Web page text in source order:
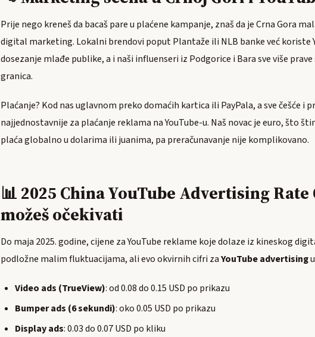
Prije nego kreneš da bacaš pare u plaćene kampanje, znaš da je Crna Gora
digital marketing. Lokalni brendovi poput Plantaže ili NLB banke već koriste
dosezanje mlađe publike, a i naši influenseri iz Podgorice i Bara sve više
granica.
Plaćanje? Kod nas uglavnom preko domaćih kartica ili PayPala, a sve češće i
najjednostavnije za plaćanje reklama na YouTube-u. Naš novac je euro, što
plaća globalno u dolarima ili juanima, pa preračunavanje nije komplikovano.
📊 2025 China YouTube Advertising Rate
možeš očekivati
Do maja 2025. godine, cijene za YouTube reklame koje dolaze iz kineskog
podložne malim fluktuacijama, ali evo okvirnih cifri zaYouTube advertising
Video ads (TrueView): od 0.08 do 0.15 USD po prikazu
Bumper ads (6 sekundi): oko 0.05 USD po prikazu
Display ads: 0.03 do 0.07 USD po kliku